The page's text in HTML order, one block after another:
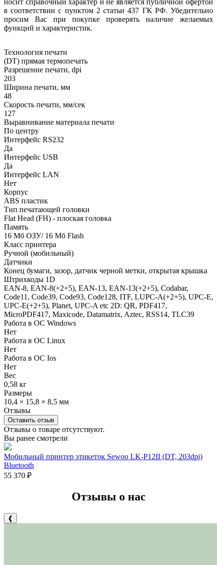
в соответствии с пунктом 2 статьи 437 ГК РФ. Убедительно
просим Вас при покупке проверять наличие желаемых
функций и характеристик.
Технология печати
(DT) прямая термопечать
Разрешение печати, dpi
203
Ширина печати, мм
48
Скорость печати, мм/сек
127
Выравнивание материала печати
По центру
Интерфейс RS232
Да
Интерфейс USB
Да
Интерфейс LAN
Нет
Корпус
ABS пластик
Тип печатающей головки
Flat Head (FH) - плоская головка
Память
16 Мб ОЗУ/ 16 Мб Flash
Класс принтера
Ручной (мобильный)
Датчики
Конец бумаги, зазор, датчик черной метки, открытая крышка
Штрихкоды 1D
EAN-8, EAN-8(+2+5), EAN-13, EAN-13(+2+5), Codabar,
Code11, Code39, Code93, Code128, ITF, LUPC-A(+2+5), UPC-E,
UPC-E(+2+5), Planet, UPC-A etc 2D: QR, PDF417,
MicroPDF417, Maxicode, Datamatrix, Aztec, RSS14, TLC39
Работа в ОС Windows
Нет
Работа в ОС Linux
Нет
Работа в ОС Ios
Нет
Вес
0,58 кг
Размеры
10,4 × 15,8 × 8,5 мм
Отзывы
Оставить отзыв
Отзывы о товаре отсутствуют.
Вы ранее смотрели
Мобильный принтер этикеток Sewoo LK-P12II (DT, 203dpi)
Bluetooth
55 370 ₽
Отзывы о нас
❰